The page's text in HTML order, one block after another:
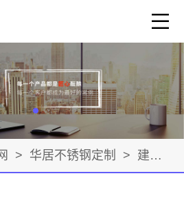
> 华居不锈钢定制 > 建筑装修